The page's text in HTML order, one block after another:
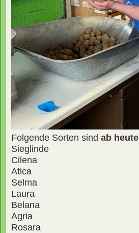
Folgende Sorten sind ab heute
Sieglinde
Cilena
Atica
Selma
Laura
Belana
Agria
Rosara